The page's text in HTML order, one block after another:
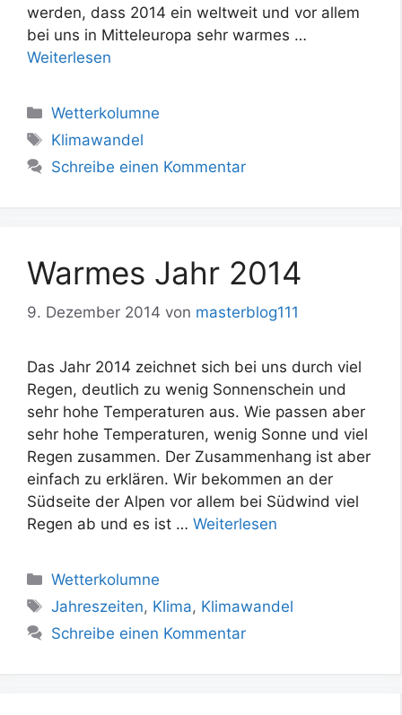
werden, dass 2014 ein weltweit und vor allem
bei uns in Mitteleuropa sehr warmes …
Weiterlesen
Kategorien
Wetterkolumne
Schlagwörter
Klimawandel
Schreibe einen Kommentar
Warmes Jahr 2014
9. Dezember 2014 von masterblog111
Das Jahr 2014 zeichnet sich bei uns durch viel
Regen, deutlich zu wenig Sonnenschein und
sehr hohe Temperaturen aus. Wie passen aber
sehr hohe Temperaturen, wenig Sonne und viel
Regen zusammen. Der Zusammenhang ist aber
einfach zu erklären. Wir bekommen an der
Südseite der Alpen vor allem bei Südwind viel
Regen ab und es ist … Weiterlesen
Kategorien
Wetterkolumne
Schlagwörter
Jahreszeiten, Klima, Klimawandel
Schreibe einen Kommentar